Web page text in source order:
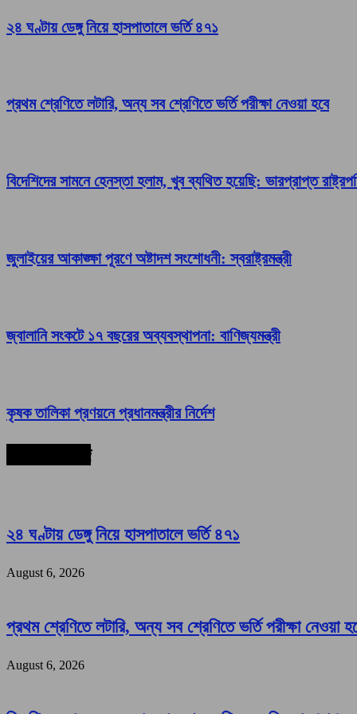
২৪ ঘণ্টায় ডেঙ্গু নিয়ে হাসপাতালে ভর্তি ৪৭১
প্রথম শ্রেণিতে লটারি, অন্য সব শ্রেণিতে ভর্তি পরীক্ষা নেওয়া হবে
বিদেশিদের সামনে হেনস্তা হলাম, খুব ব্যথিত হয়েছি: ভারপ্রাপ্ত
জুলাইয়ের আকাঙ্ক্ষা পূরণে অষ্টাদশ সংশোধনী: স্বরাষ্ট্রমন্ত্রী
জ্বালানি সংকটে ১৭ বছরের অব্যবস্থাপনা: বাণিজ্যমন্ত্রী
কৃষক তালিকা প্রণয়নে প্রধানমন্ত্রীর নির্দেশ
২৪ ঘণ্টায় ডেঙ্গু নিয়ে হাসপাতালে ভর্তি ৪৭১
August 6, 2026
প্রথম শ্রেণিতে লটারি, অন্য সব শ্রেণিতে ভর্তি পরীক্ষা নেওয়া
August 6, 2026